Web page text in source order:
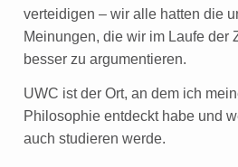
verteidigen – wir alle hatten die
Meinungen, die wir im Laufe der
besser zu argumentieren.
UWC ist der Ort, an dem ich
Philosophie entdeckt habe und
auch studieren werde.